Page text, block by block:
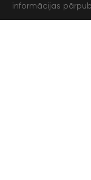
informācijas